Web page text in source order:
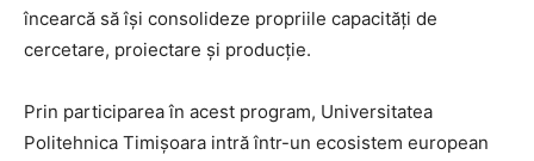
încearcă să își consolideze propriile capacități de
cercetare, proiectare și producție.
Prin participarea în acest program, Universitatea
Politehnica Timișoara intră într-un ecosistem european